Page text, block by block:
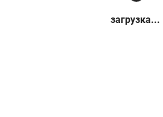
загрузка...